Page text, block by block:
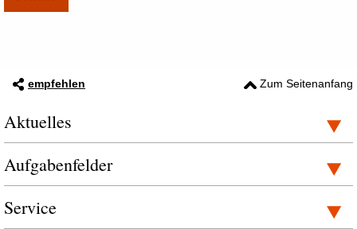
empfehlen Zum Seitenanfang
Aktuelles
Aufgabenfelder
Service